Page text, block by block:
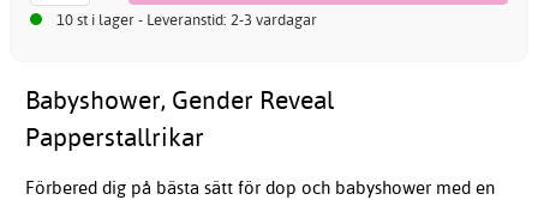
10 st i lager - Leveranstid: 2-3 vardagar
Babyshower, Gender Reveal
Papperstallrikar
Förbered dig på bästa sätt för dop och babyshower med en